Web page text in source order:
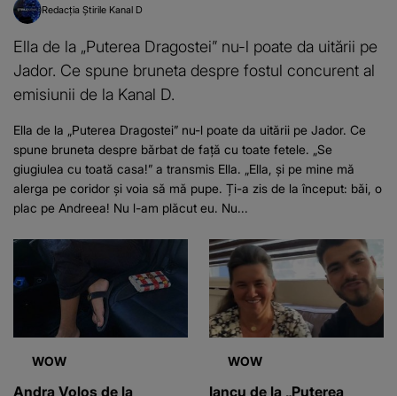
Redacția Știrile Kanal D
Ella de la „Puterea Dragostei” nu-l poate da uitării pe
Jador. Ce spune bruneta despre fostul concurent al
emisiunii de la Kanal D.
Ella de la „Puterea Dragostei” nu-l poate da uitării pe Jador. Ce
spune bruneta despre bărbat de față cu toate fetele. „Se
giugiulea cu toată casa!” a transmis Ella. „Ella, și pe mine mă
alerga pe coridor și voia să mă pupe. Ți-a zis de la început: băi, o
plac pe Andreea! Nu l-am plăcut eu. Nu...
WOW
Andra Volos de la
WOW
Iancu de la „Puterea